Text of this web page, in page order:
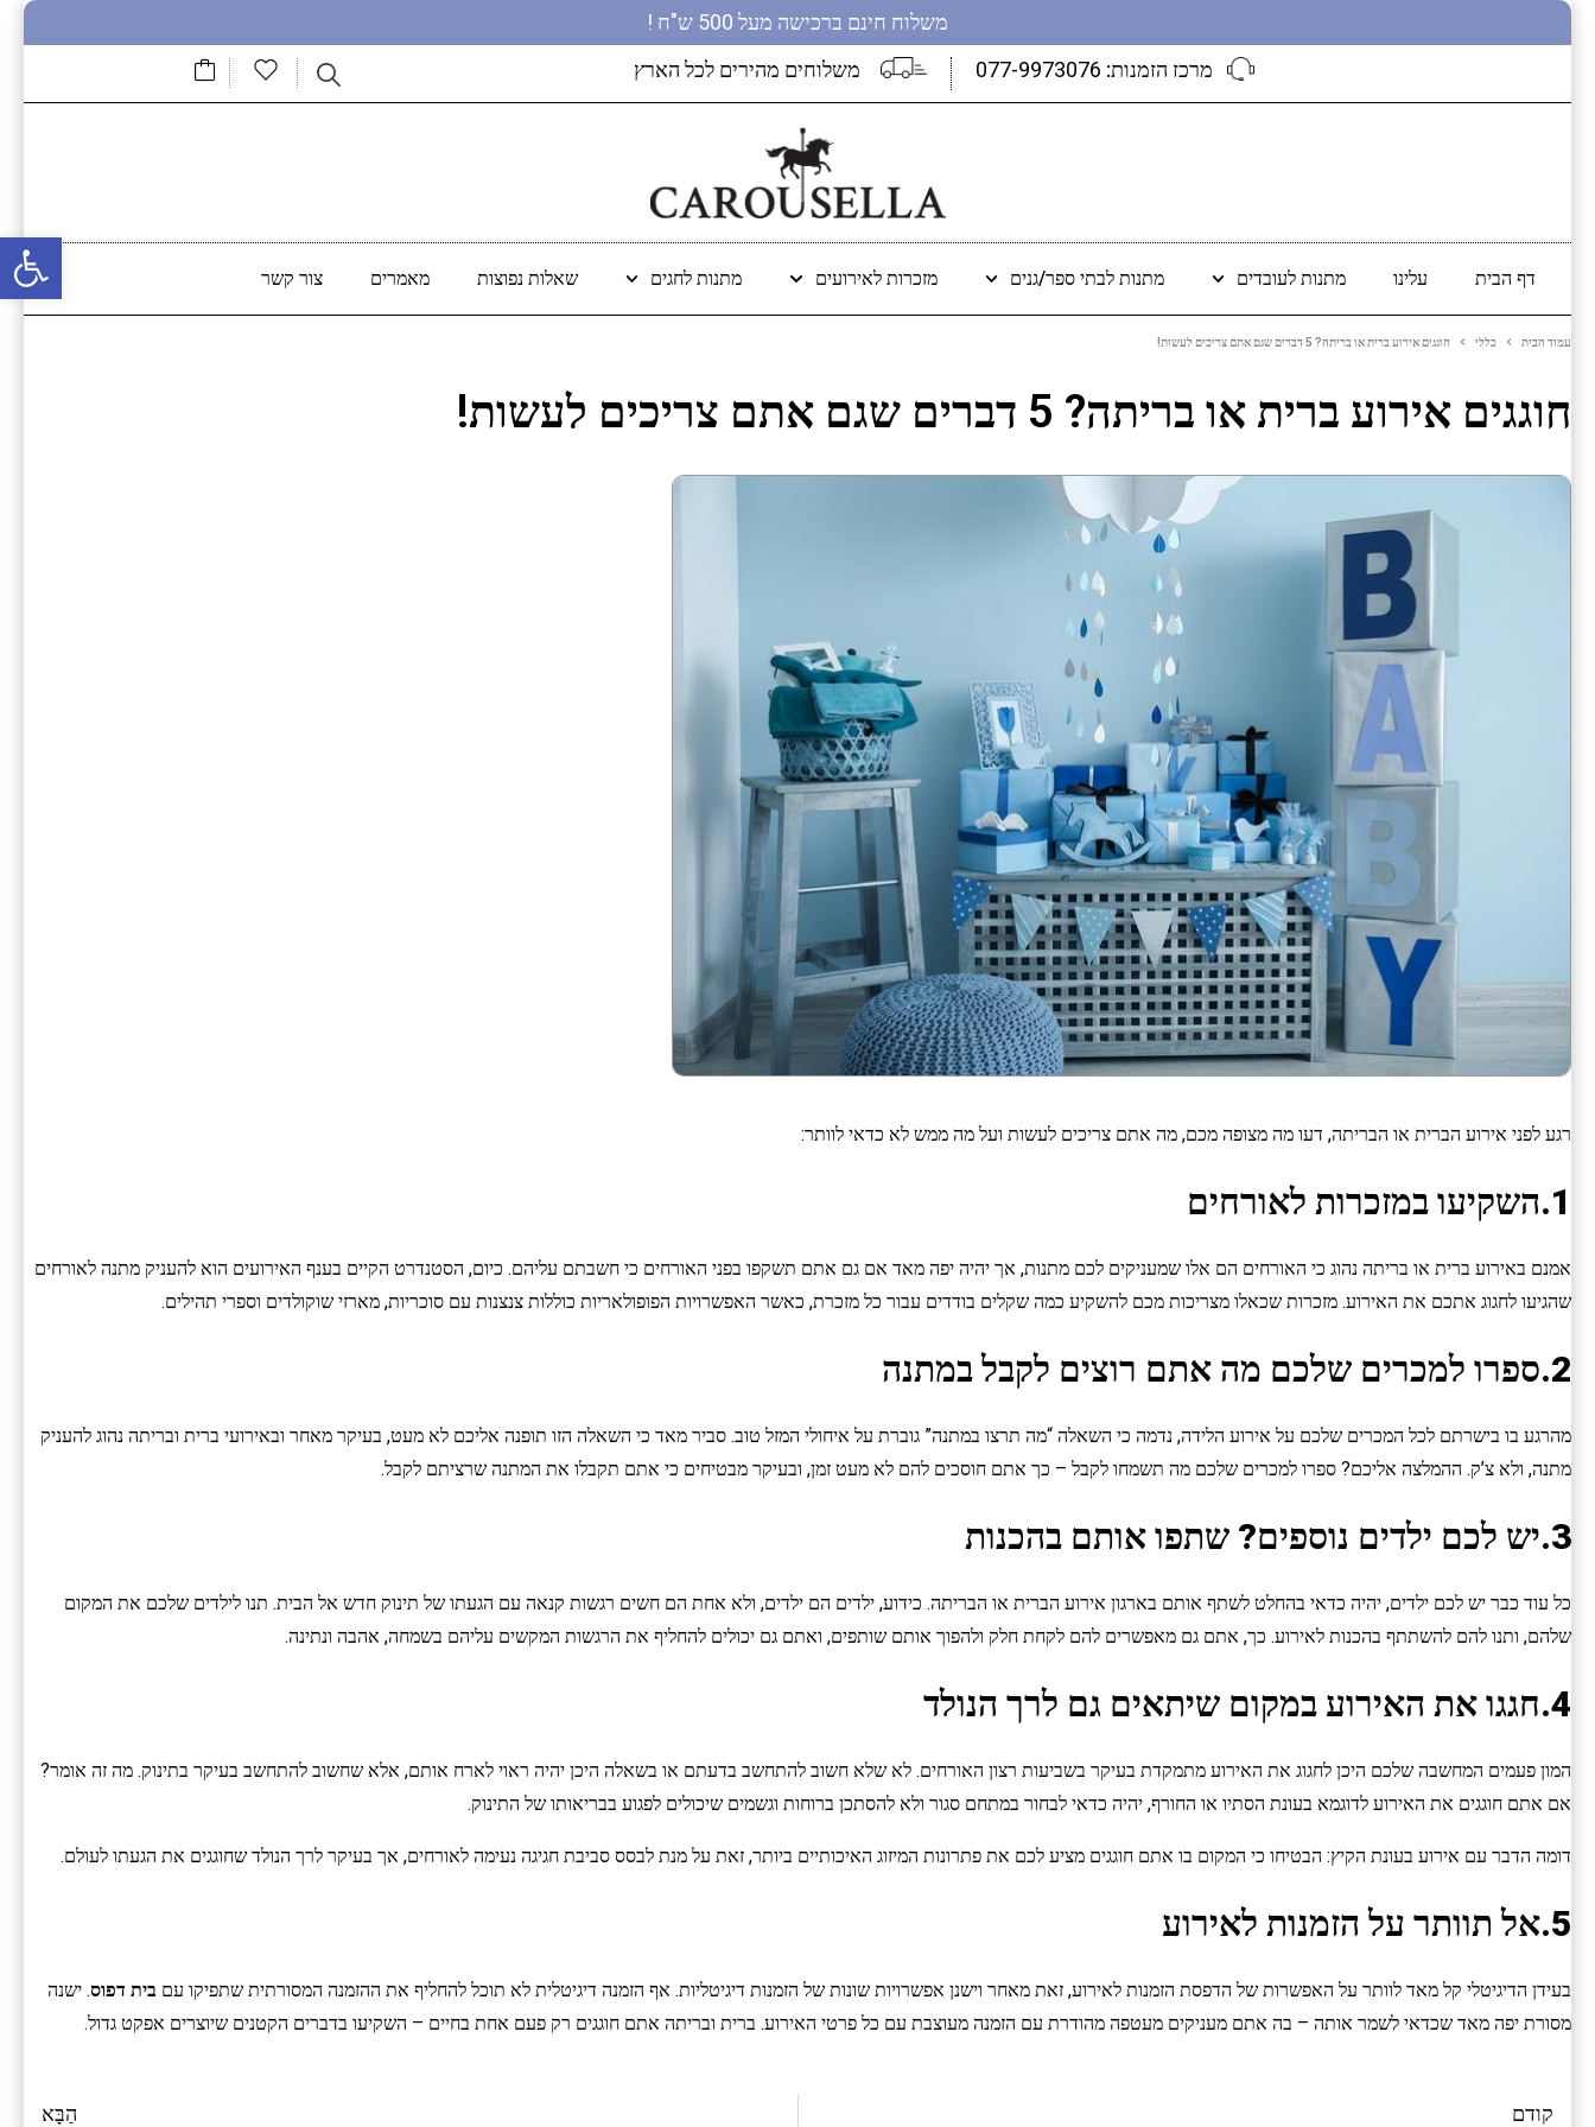
פתח סרגל נגישות
משלוח חינם ברכישה מעל 500 ש"ח !
מרכז הזמנות: 077-9973076 משלוחים מהירים לכל הארץ
דף הבית עלינו מתנות לעובדים מתנות לבתי ספר/גנים מזכרות לאירועים מתנות לחגים שאלות נפוצות מאמרים צור קשר
עמוד הבית כללי חוגגים אירוע ברית או בריתה? 5 דברים שגם אתם צריכים לעשות!
חוגגים אירוע ברית או בריתה? 5 דברים שגם אתם צריכים לעשות!
רגע לפני אירוע הברית או הבריתה, דעו מה מצופה מכם, מה אתם צריכים לעשות ועל מה ממש לא כדאי לוותר:
1.השקיעו במזכרות לאורחים
אמנם באירוע ברית או בריתה נהוג כי האורחים הם אלו שמעניקים לכם מתנות, אך יהיה יפה מאד אם גם אתם תשקפו בפני האורחים כי חשבתם עליהם. כיום, הסטנדרט הקיים בענף האירועים הוא להעניק מתנה לאורחים
שהגיעו לחגוג אתכם את האירוע. מזכרות שכאלו מצריכות מכם להשקיע כמה שקלים בודדים עבור כל מזכרת, כאשר האפשרויות הפופולאריות כוללות צנצנות עם סוכריות, מארזי שוקולדים וספרי תהילים.
2.ספרו למכרים שלכם מה אתם רוצים לקבל במתנה
מהרגע בו בישרתם לכל המכרים שלכם על אירוע הלידה, נדמה כי השאלה “מה תרצו במתנה” גוברת על איחולי המזל טוב. סביר מאד כי השאלה הזו תופנה אליכם לא מעט, בעיקר מאחר ובאירועי ברית ובריתה נהוג להעניק
מתנה, ולא צ’ק. ההמלצה אליכם? ספרו למכרים שלכם מה תשמחו לקבל – כך אתם חוסכים להם לא מעט זמן, ובעיקר מבטיחים כי אתם תקבלו את המתנה שרציתם לקבל.
3.יש לכם ילדים נוספים? שתפו אותם בהכנות
כל עוד כבר יש לכם ילדים, יהיה כדאי בהחלט לשתף אותם בארגון אירוע הברית או הבריתה. כידוע, ילדים הם ילדים, ולא אחת הם חשים רגשות קנאה עם הגעתו של תינוק חדש אל הבית. תנו לילדים שלכם את המקום
שלהם, ותנו להם להשתתף בהכנות לאירוע. כך, אתם גם מאפשרים להם לקחת חלק ולהפוך אותם שותפים, ואתם גם יכולים להחליף את הרגשות המקשים עליהם בשמחה, אהבה ונתינה.
4.חגגו את האירוע במקום שיתאים גם לרך הנולד
המון פעמים המחשבה שלכם היכן לחגוג את האירוע מתמקדת בעיקר בשביעות רצון האורחים. לא שלא חשוב להתחשב בדעתם או בשאלה היכן יהיה ראוי לארח אותם, אלא שחשוב להתחשב בעיקר בתינוק. מה זה אומר?
אם אתם חוגגים את האירוע לדוגמא בעונת הסתיו או החורף, יהיה כדאי לבחור במתחם סגור ולא להסתכן ברוחות וגשמים שיכולים לפגוע בבריאותו של התינוק.
דומה הדבר עם אירוע בעונת הקיץ: הבטיחו כי המקום בו אתם חוגגים מציע לכם את פתרונות המיזוג האיכותיים ביותר, זאת על מנת לבסס סביבת חגיגה נעימה לאורחים, אך בעיקר לרך הנולד שחוגגים את הגעתו לעולם.
5.אל תוותר על הזמנות לאירוע
בעידן הדיגיטלי קל מאד לוותר על האפשרות של הדפסת הזמנות לאירוע, זאת מאחר וישנן אפשרויות שונות של הזמנות דיגיטליות. אף הזמנה דיגיטלית לא תוכל להחליף את ההזמנה המסורתית שתפיקו עם בית דפוס. ישנה
מסורת יפה מאד שכדאי לשמר אותה – בה אתם מעניקים מעטפה מהודרת עם הזמנה מעוצבת עם כל פרטי האירוע. ברית ובריתה אתם חוגגים רק פעם אחת בחיים – השקיעו בדברים הקטנים שיוצרים אפקט גדול.
קודם הַבָּא